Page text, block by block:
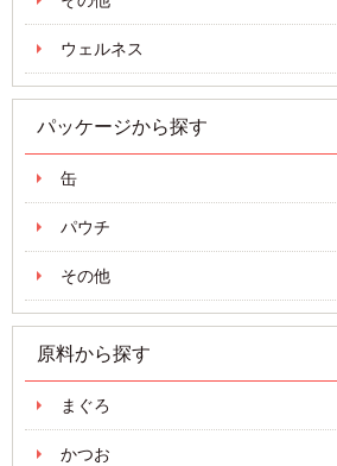
ウェルネス
パッケージから探す
缶
パウチ
その他
原料から探す
まぐろ
かつお